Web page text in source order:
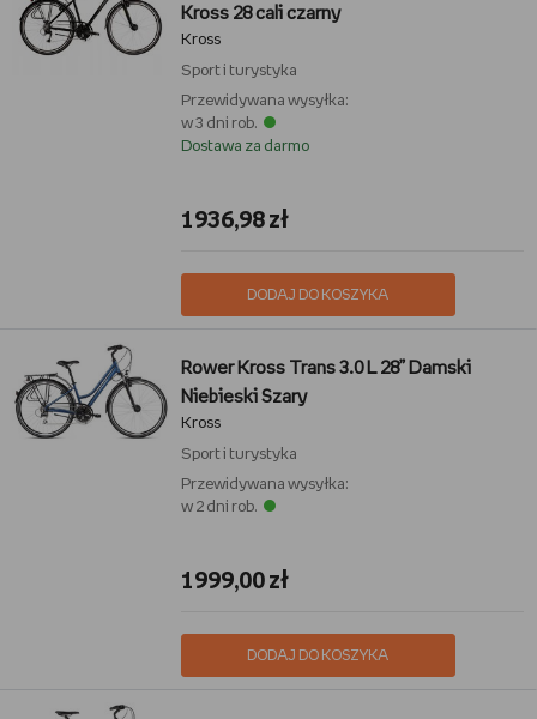
Kross 28 cali czarny
Kross
Sport i turystyka
Przewidywana wysyłka:
w 3 dni rob.
Dostawa za darmo
1936,98 zł
DODAJ DO KOSZYKA
Rower Kross Trans 3.0 L 28” Damski
Niebieski Szary
Kross
Sport i turystyka
Przewidywana wysyłka:
w 2 dni rob.
1999,00 zł
DODAJ DO KOSZYKA